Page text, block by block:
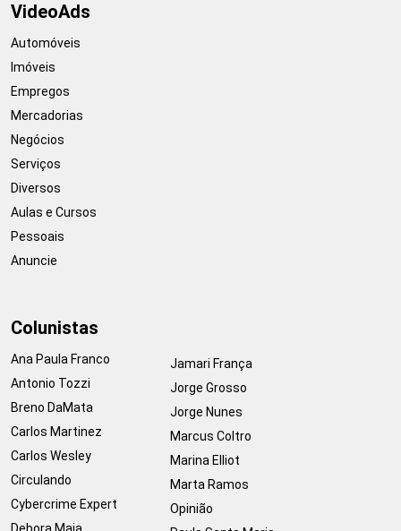
VideoAds
Automóveis
Imóveis
Empregos
Mercadorias
Negócios
Serviços
Diversos
Aulas e Cursos
Pessoais
Anuncie
Colunistas
Ana Paula Franco
Antonio Tozzi
Breno DaMata
Carlos Martinez
Carlos Wesley
Circulando
Cybercrime Expert
Jamari França
Jorge Grosso
Jorge Nunes
Marcus Coltro
Marina Elliot
Marta Ramos
Opinião